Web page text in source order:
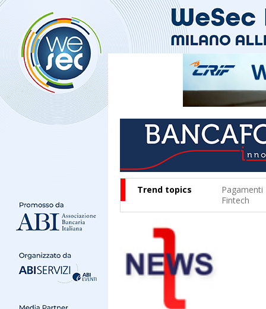
Trend topics Pagamenti
Fintech